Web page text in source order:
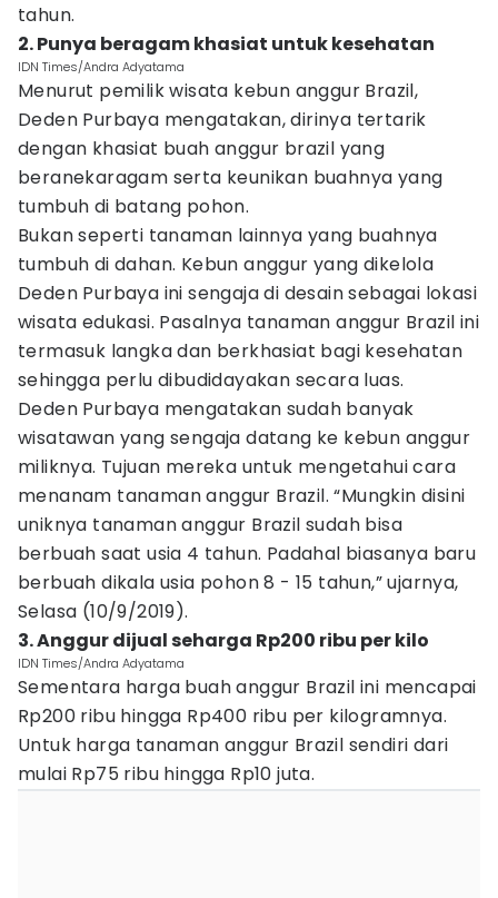
tahun.
2. Punya beragam khasiat untuk kesehatan
IDN Times/Andra Adyatama
Menurut pemilik wisata kebun anggur Brazil,
Deden Purbaya mengatakan, dirinya tertarik
dengan khasiat buah anggur brazil yang
beranekaragam serta keunikan buahnya yang
tumbuh di batang pohon.
Bukan seperti tanaman lainnya yang buahnya
tumbuh di dahan. Kebun anggur yang dikelola
Deden Purbaya ini sengaja di desain sebagai lokasi
wisata edukasi. Pasalnya tanaman anggur Brazil ini
termasuk langka dan berkhasiat bagi kesehatan
sehingga perlu dibudidayakan secara luas.
Deden Purbaya mengatakan sudah banyak
wisatawan yang sengaja datang ke kebun anggur
miliknya. Tujuan mereka untuk mengetahui cara
menanam tanaman anggur Brazil. “Mungkin disini
uniknya tanaman anggur Brazil sudah bisa
berbuah saat usia 4 tahun. Padahal biasanya baru
berbuah dikala usia pohon 8 - 15 tahun,” ujarnya,
Selasa (10/9/2019).
3. Anggur dijual seharga Rp200 ribu per kilo
IDN Times/Andra Adyatama
Sementara harga buah anggur Brazil ini mencapai
Rp200 ribu hingga Rp400 ribu per kilogramnya.
Untuk harga tanaman anggur Brazil sendiri dari
mulai Rp75 ribu hingga Rp10 juta.